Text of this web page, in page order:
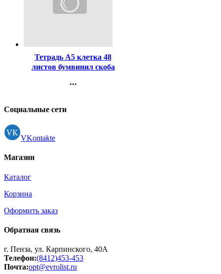
Тетрадь А5 клетка 48
листов бумвинил скоба
арт 48Т5бвВ1
...
Регистрация
Социальные сети
VKontakte
Магазин
Каталог
Корзина
Оформить заказ
Обратная связь
г. Пенза, ул. Карпинского, 40А
Телефон:(8412)453-453
Почта:opt@evrolist.ru